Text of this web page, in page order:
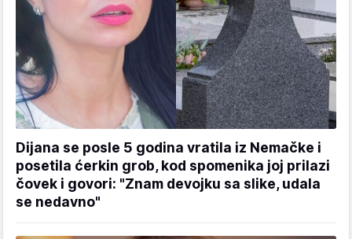
Dijana se posle 5 godina vratila iz Nemačke i
posetila ćerkin grob, kod spomenika joj prilazi
čovek i govori: "Znam devojku sa slike, udala
se nedavno"